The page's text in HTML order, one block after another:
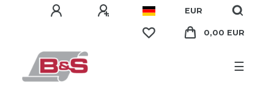
EUR
0,00 EUR
☰